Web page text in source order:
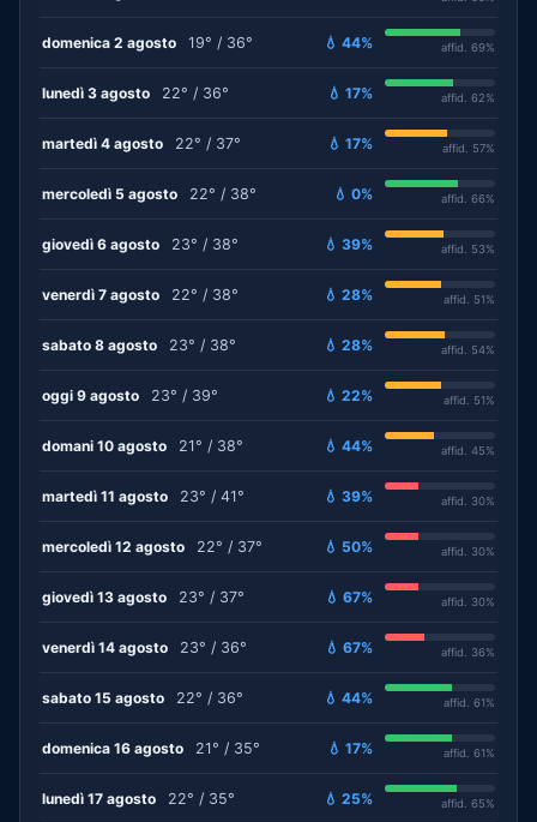
domenica 2 agosto 19° / 36° 💧 44% affid. 69%
lunedì 3 agosto 22° / 36° 💧 17% affid. 62%
martedì 4 agosto 22° / 37° 💧 17% affid. 57%
mercoledì 5 agosto 22° / 38° 💧 0% affid. 66%
giovedì 6 agosto 23° / 38° 💧 39% affid. 53%
venerdì 7 agosto 22° / 38° 💧 28% affid. 51%
sabato 8 agosto 23° / 38° 💧 28% affid. 54%
oggi 9 agosto 23° / 39° 💧 22% affid. 51%
domani 10 agosto 21° / 38° 💧 44% affid. 45%
martedì 11 agosto 23° / 41° 💧 39% affid. 30%
mercoledì 12 agosto 22° / 37° 💧 50% affid. 30%
giovedì 13 agosto 23° / 37° 💧 67% affid. 30%
venerdì 14 agosto 23° / 36° 💧 67% affid. 36%
sabato 15 agosto 22° / 36° 💧 44% affid. 61%
domenica 16 agosto 21° / 35° 💧 17% affid. 61%
lunedì 17 agosto 22° / 35° 💧 25% affid. 65%